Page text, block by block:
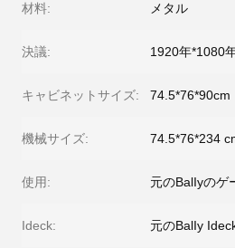
材料: メタル
決議: 1920年*1080
キャビネットサイズ: 74.5*76*90cm
機械サイズ: 74.5*76*234
使用: 元のBalIyのゲ
Ideck: 元のBalIy